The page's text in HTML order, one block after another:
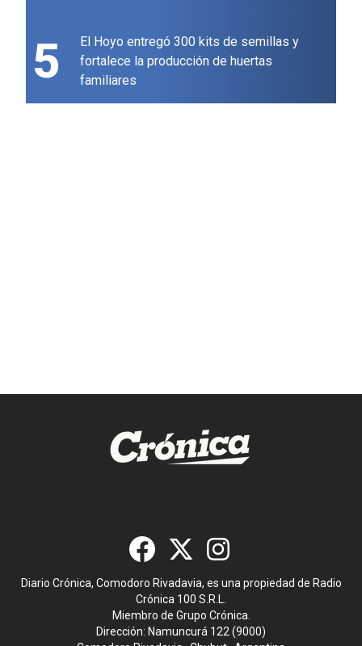
5
El Hoyo entregó 300 kits de semillas y
fortalece la producción de huertas
familiares
Diario Crónica, Comodoro Rivadavia, es una propiedad de Radio
Crónica 100 S.R.L.
Miembro de Grupo Crónica.
Dirección: Namuncurá 122 (9000)